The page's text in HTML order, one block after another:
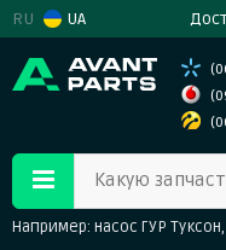
RU UA
Какую
Например: насос ГУР